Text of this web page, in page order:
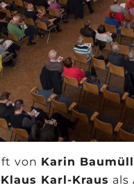
von Karin
Klaus Karl-Kraus als